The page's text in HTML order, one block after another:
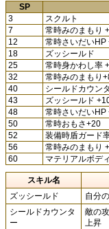
SP
3
スクルト
7
常時みのまもり
12
常時さいだいHP
18
ズッシールド
25
常時身かわし率
32
常時みのまもり
40
シールドカウン
43
ズッシールド
48
常時さいだいHP
50
常時おもさ+20
52
装備時盾ガード
56
常時みのまもり
60
マテリアルボディ
スキル名
ズッシールド
自分
シールドカウンタ
ー
敵の
上昇